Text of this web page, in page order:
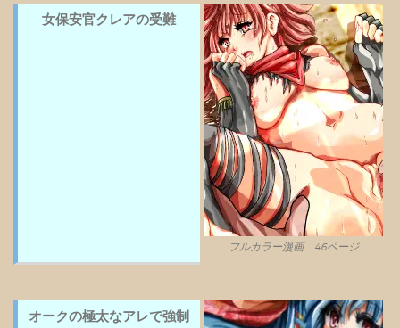
女保安官クレアの受難
フルカラー漫画 46ページ
オークの極太なアレで強制